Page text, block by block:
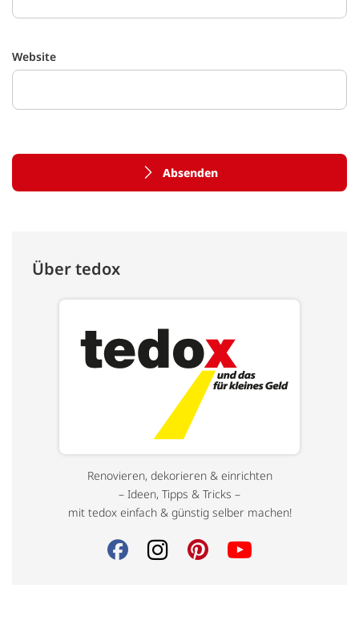
Website
Absenden
Über tedox
Renovieren, dekorieren & einrichten
– Ideen, Tipps & Tricks –
mit tedox einfach & günstig selber machen!